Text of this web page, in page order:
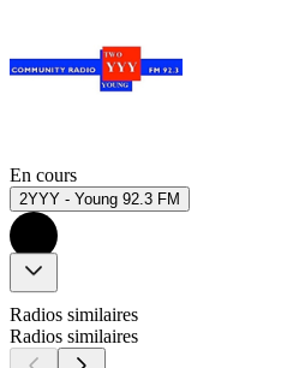
En cours
2YYY - Young 92.3 FM
Radios similaires
Radios similaires